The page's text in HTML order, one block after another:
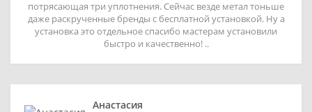
потрясающая три уплотнения. Сейчас везде метал тоньше
даже раскрученные бренды с бесплатной установкой. Ну а
установка это отдельное спасибо мастерам установили
быстро и качественно! ..
Анастасия